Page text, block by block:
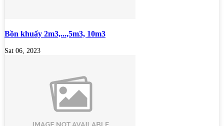
Bồn khuấy 2m3,...,5m3, 10m3
Sat 06, 2023